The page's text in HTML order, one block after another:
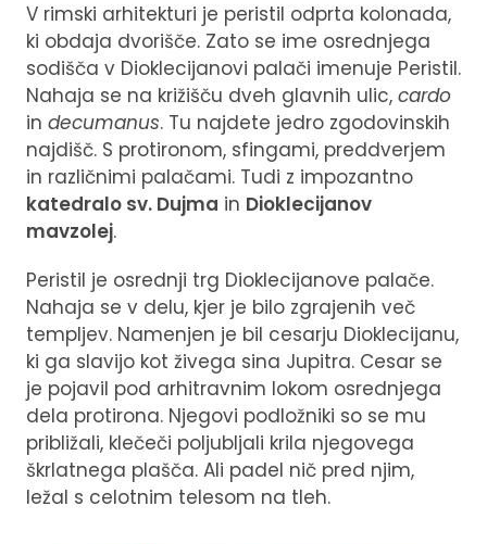
V rimski arhitekturi je peristil odprta kolonada,
ki obdaja dvorišče. Zato se ime osrednjega
sodišča v Dioklecijanovi palači imenuje Peristil.
Nahaja se na križišču dveh glavnih ulic, cardo
in decumanus. Tu najdete jedro zgodovinskih
najdišč. S protironom, sfingami, preddverjem
in različnimi palačami. Tudi z impozantno
katedralo sv. Dujma in Dioklecijanov
mavzolej.
Peristil je osrednji trg Dioklecijanove palače.
Nahaja se v delu, kjer je bilo zgrajenih več
templjev. Namenjen je bil cesarju Dioklecijanu,
ki ga slavijo kot živega sina Jupitra. Cesar se
je pojavil pod arhitravnim lokom osrednjega
dela protirona. Njegovi podložniki so se mu
približali, klečeči poljubljali krila njegovega
škrlatnega plašča. Ali padel nič pred njim,
ležal s celotnim telesom na tleh.